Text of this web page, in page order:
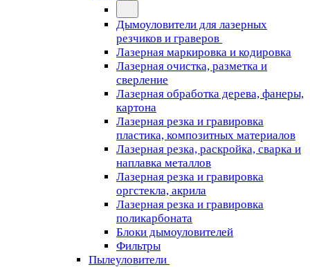
Дымоуловители для лазерных
резчиков и граверов
Лазерная маркировка и кодировка
Лазерная очистка, разметка и
сверление
Лазерная обработка дерева, фанеры,
картона
Лазерная резка и гравировка
пластика, композитных материалов
Лазерная резка, раскройка, сварка и
наплавка металлов
Лазерная резка и гравировка
оргстекла, акрила
Лазерная резка и гравировка
поликарбоната
Блоки дымоуловителей
Фильтры
Пылеуловители